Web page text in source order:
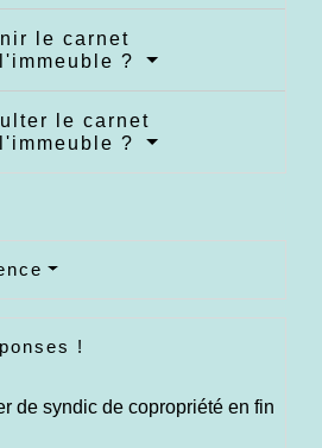
le carnet
?
le carnet
?
!
de syndic de copropriété en fin